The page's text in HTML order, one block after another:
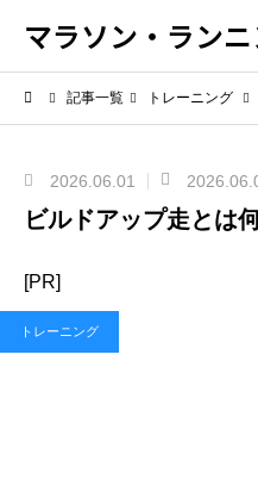
マラソン・ラン
記事一覧 トレーニング
2026.06.01
ビルドアップ走とは
[PR]
トレーニング